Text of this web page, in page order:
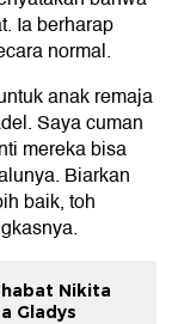
Ia berharap
normal.
anak remaja
Saya cuman
mereka bisa
Biarkan
baik, toh
Nikita
Gladys